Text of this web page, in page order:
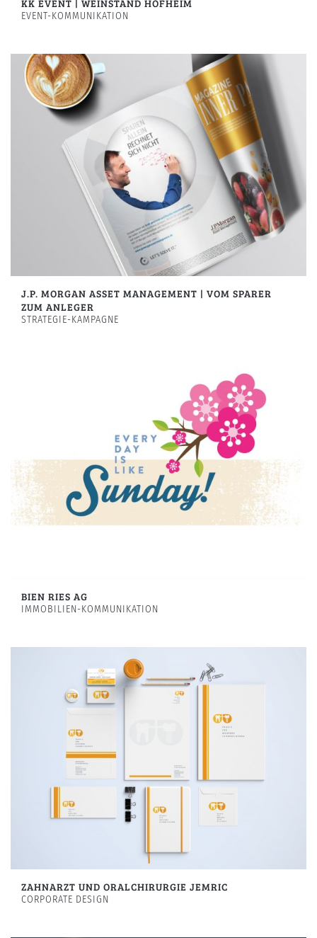
KK EVENT | WEINSTAND HOFHEIM
EVENT-KOMMUNIKATION
J.P. MORGAN ASSET MANAGEMENT | VOM SPARER
ZUM ANLEGER
STRATEGIE-KAMPAGNE
BIEN RIES AG
IMMOBILIEN-KOMMUNIKATION
ZAHNARZT UND ORALCHIRURGIE JEMRIC
CORPORATE DESIGN